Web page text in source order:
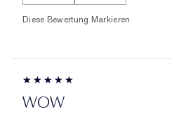
Diese Bewertung Markieren
WOW